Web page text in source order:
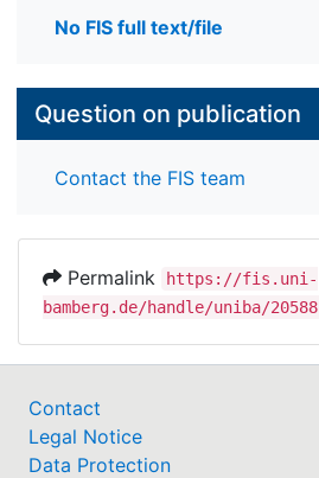
No FIS full text/file
Question on publication
Contact the FIS team
Permalink
https://fis.uni-
bamberg.de/handle/uniba/20588
Contact
Legal Notice
Data Protection